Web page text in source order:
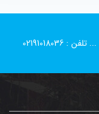
تلفن :02191018036